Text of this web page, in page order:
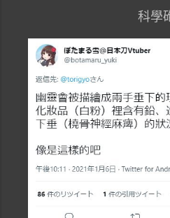
科學